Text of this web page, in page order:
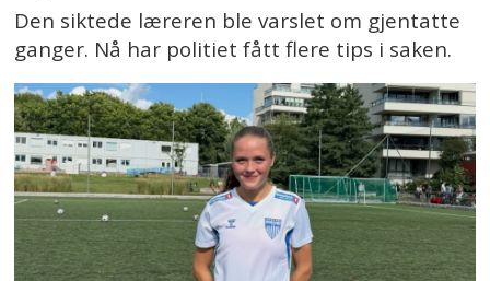
Den siktede læreren ble varslet om gjentatte
ganger. Nå har politiet fått flere tips i saken.